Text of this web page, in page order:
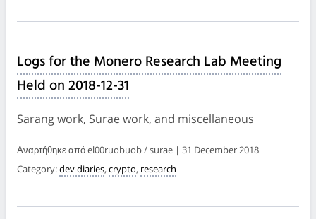
Logs for the Monero Research Lab Meeting
Held on 2018-12-31
Sarang work, Surae work, and miscellaneous
Αναρτήθηκε από el00ruobuob / surae | 31 December 2018
Category:dev diaries, crypto, research